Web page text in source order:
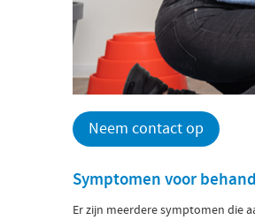
Neem contact op
Symptomen voor
Er zijn meerdere symptomen die